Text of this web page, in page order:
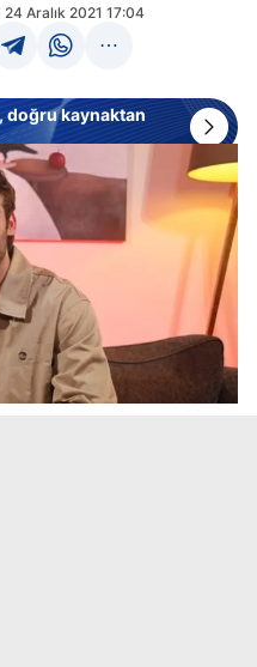
24 Aralık 2021 17:04
doğru kaynaktan